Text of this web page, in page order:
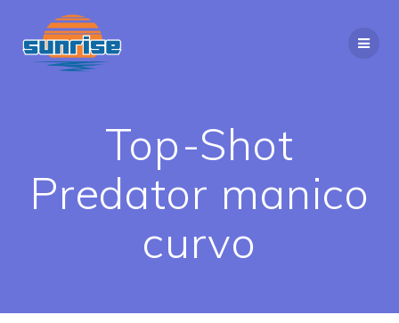
Top-Shot
Predator manico
curvo